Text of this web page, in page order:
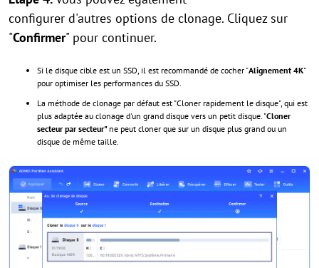
configurer d'autres options de clonage. Cliquez sur
"Confirmer" pour continuer.
Si le disque cible est un SSD, il est recommandé de cocher "Alignement 4K"
pour optimiser les performances du SSD.
La méthode de clonage par défaut est "Cloner rapidement le disque", qui est
plus adaptée au clonage d'un grand disque vers un petit disque. "Cloner
secteur par secteur" ne peut cloner que sur un disque plus grand ou un
disque de même taille.